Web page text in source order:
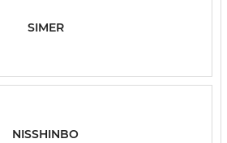
SIMER
NISSHINBO